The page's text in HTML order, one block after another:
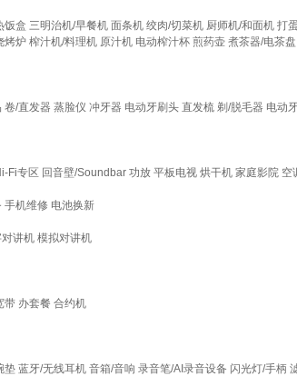
饭盒 三明治机/早餐机 面条机 绞肉/切菜机 厨师机/和面机 打
烤炉 榨汁机/料理机 原汁机 电动榨汁杯 煎药壶 煮茶器/电茶盘
卷/直发器 蒸脸仪 冲牙器 电动牙刷头 直发梳 剃/脱毛器 电动
Fi专区 回音壁/Soundbar 功放 平板电视 烘干机 家庭影院 空
手机维修 电池换新
讲机 模拟对讲机
带 办套餐 合约机
垫 蓝牙/无线耳机 音箱/音响 录音笔/AI录音设备 闪光灯/手柄